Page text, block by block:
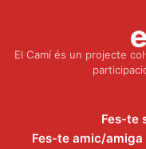
El Camí és un projecte
Fes-te
Fes-te amic/